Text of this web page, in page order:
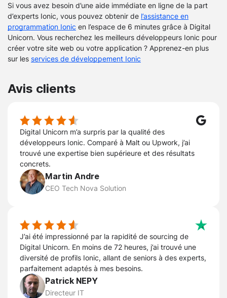
Si vous avez besoin d’une aide immédiate en ligne de la part
d’experts Ionic, vous pouvez obtenir de l’assistance en
programmation Ionic en l’espace de 6 minutes grâce à Digital
Unicorn. Vous recherchez les meilleurs développeurs Ionic pour
créer votre site web ou votre application ? Apprenez-en plus
sur les services de développement Ionic
Avis clients
Digital Unicorn m’a surpris par la qualité des
développeurs Ionic. Comparé à Malt ou Upwork, j’ai
trouvé une expertise bien supérieure et des résultats
concrets.
Martin Andre
CEO Tech Nova Solution
J’ai été impressionné par la rapidité de sourcing de
Digital Unicorn. En moins de 72 heures, j’ai trouvé une
diversité de profils Ionic, allant de seniors à des experts,
parfaitement adaptés à mes besoins.
Patrick NEPY
Directeur IT